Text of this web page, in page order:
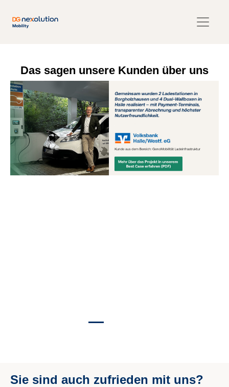
Das sagen unsere Kunden über uns
Sie sind auch zufrieden mit uns?